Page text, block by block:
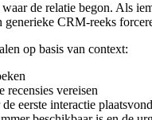
de relatie begon. Als
CRM-reeks
op basis van context:
vereisen
eerste interactie plaatsvond